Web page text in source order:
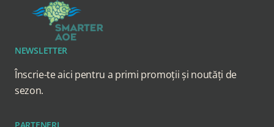
NEWSLETTER
Înscrie-te aici pentru a primi promoții și noutăți de
sezon.